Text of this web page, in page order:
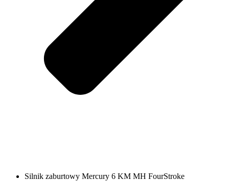
Silnik zaburtowy Mercury 6 KM MH FourStroke